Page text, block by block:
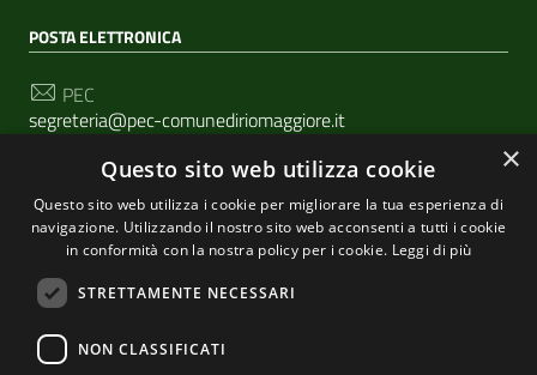
POSTA ELETTRONICA
PEC
segreteria@pec-comunediriomaggiore.it
Email
urp@comune.riomaggiore.sp.it
SEGUICI SU
×
Questo sito web utilizza cookie
Questo sito web utilizza i cookie per migliorare la tua esperienza di
navigazione. Utilizzando il nostro sito web acconsenti a tutti i cookie
in conformità con la nostra policy per i cookie. Leggi di più
STRETTAMENTE NECESSARI
NON CLASSIFICATI